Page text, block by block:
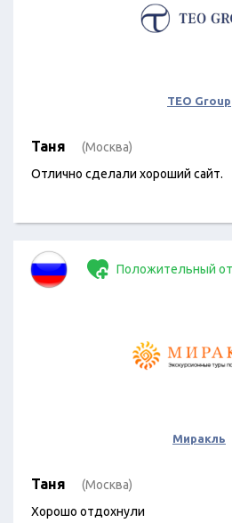
TEO Group
Таня (Москва)
Отлично сделали хороший сайт.
Положительный
Миракль
Таня (Москва)
Хорошо отдохнули